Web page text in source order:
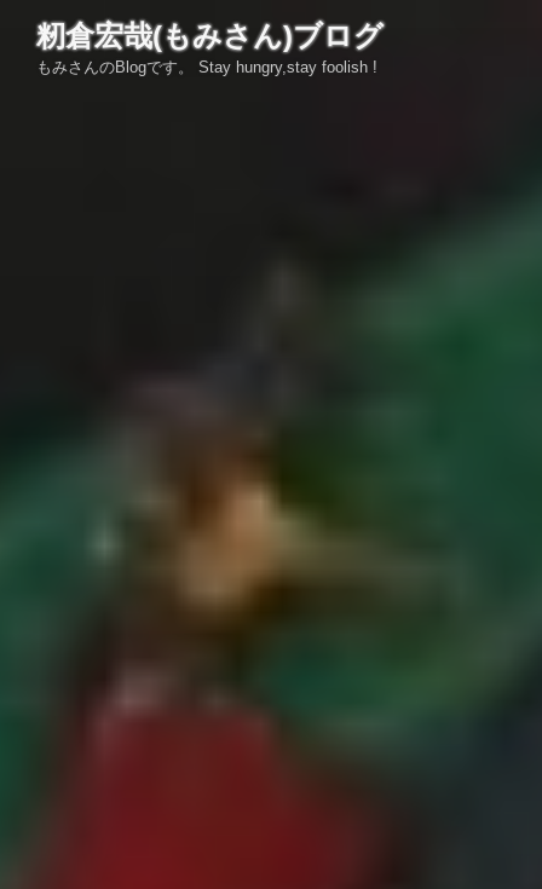
籾倉宏哉(もみさん)ブログ
もみさんのBlogです。 Stay hungry,stay foolish !